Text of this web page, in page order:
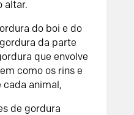
altar.
do boi e do
da parte
que envolve
como os rins e
cada animal,
de gordura